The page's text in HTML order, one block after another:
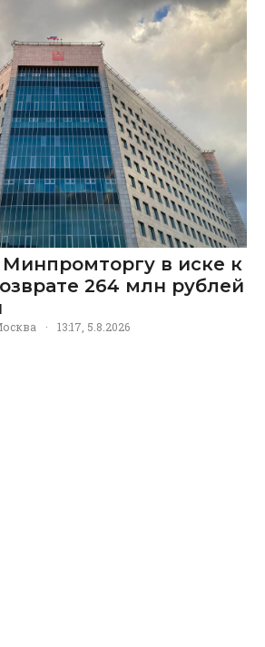
Минпромторгу в иске к
264 млн рублей
· 13:17, 5.8.2026